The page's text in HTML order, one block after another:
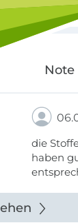
Note
die
haben
auch